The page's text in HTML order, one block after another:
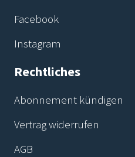
Facebook
Instagram
Rechtliches
Abonnement kündigen
Vertrag widerrufen
AGB